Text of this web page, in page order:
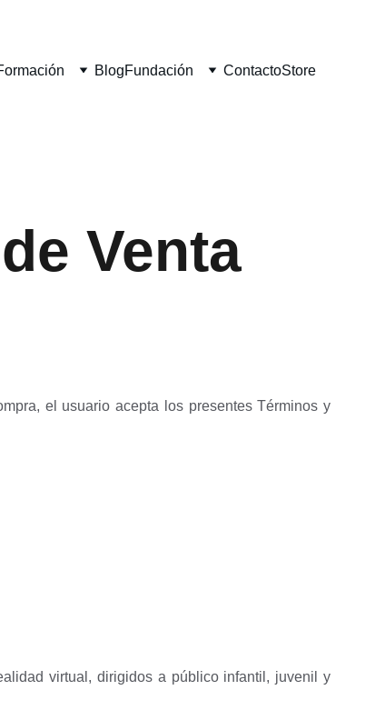
BlogFundación ContactoStore
Venta
el usuario acepta los presentes Términos y
virtual, dirigidos a público infantil, juvenil y